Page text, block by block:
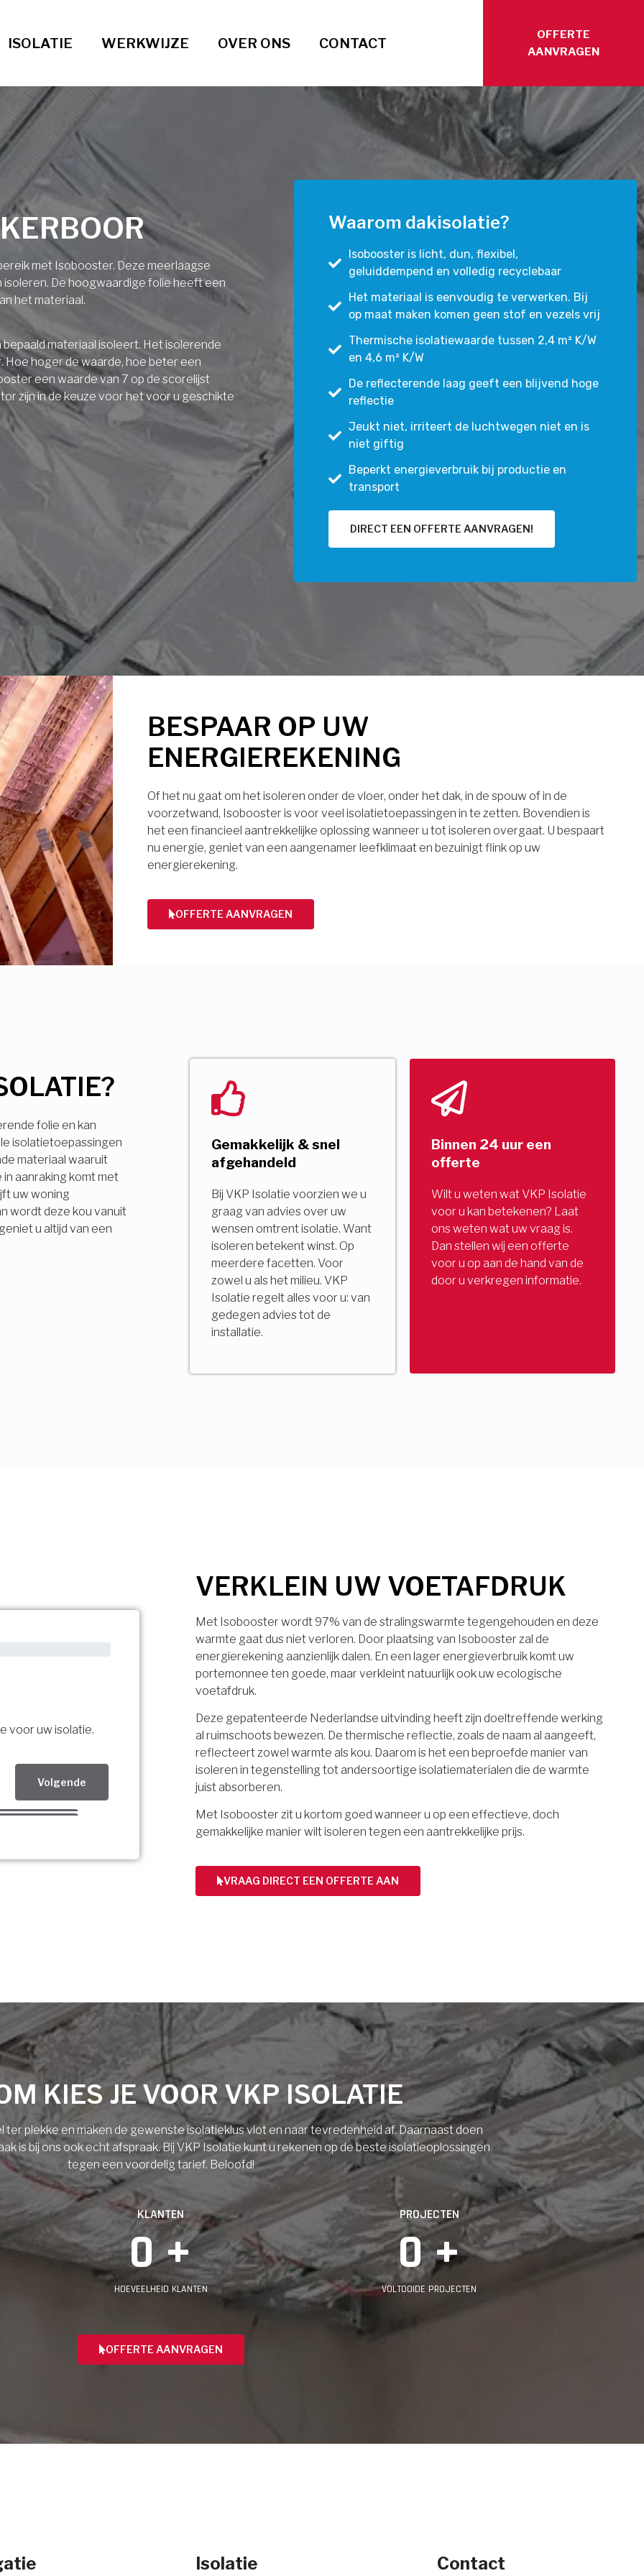
ISOLATIE WERKWIJZE OVER ONS CONTACT
OFFERTE
AANVRAGEN
met Isobooster. Deze meerlaagse
De hoogwaardige folie heeft een
het materiaal.
materiaal isoleert. Het isolerende
hoger de waarde, hoe beter een
een waarde van 7 op de scorelijst
zijn in de keuze voor het voor u geschikte
Waarom dakisolatie?
Isobooster is licht, dun, flexibel,
geluiddempend en volledig recyclebaar
Het materiaal is eenvoudig te verwerken. Bij
op maat maken komen geen stof en vezels vrij
Thermische isolatiewaarde tussen 2,4 m² K/W
en 4,6 m² K/W
De reflecterende laag geeft een blijvend hoge
reflectie
Jeukt niet, irriteert de luchtwegen niet en is
niet giftig
Beperkt energieverbruik bij productie en
transport
DIRECT EEN OFFERTE AANVRAGEN!
BESPAAR OP UW
ENERGIEREKENING
Of het nu gaat om het isoleren onder de vloer, onder het dak, in de spouw of in de
voorzetwand, Isobooster is voor veel isolatietoepassingen in te zetten. Bovendien is
het een financieel aantrekkelijke oplossing wanneer u tot isoleren overgaat. U bespaart
nu energie, geniet van een aangenamer leefklimaat en bezuinigt flink op uw
energierekening.
OFFERTE AANVRAGEN
folie en kan
isolatietoepassingen
materiaal waaruit
aanraking komt met
uw woning
wordt deze kou vanuit
u altijd van een
Gemakkelijk & snel
afgehandeld
Bij VKP Isolatie voorzien we u
graag van advies over uw
wensen omtrent isolatie. Want
isoleren betekent winst. Op
meerdere facetten. Voor
zowel u als het milieu. VKP
Isolatie regelt alles voor u: van
gedegen advies tot de
installatie.
Binnen 24 uur een
offerte
Wilt u weten wat VKP Isolatie
voor u kan betekenen? Laat
ons weten wat uw vraag is.
Dan stellen wij een offerte
voor u op aan de hand van de
door u verkregen informatie.
voor uw isolatie.
Volgende
VERKLEIN UW VOETAFDRUK
Met Isobooster wordt 97% van de stralingswarmte tegengehouden en deze
warmte gaat dus niet verloren. Door plaatsing van Isobooster zal de
energierekening aanzienlijk dalen. En een lager energieverbruik komt uw
portemonnee ten goede, maar verkleint natuurlijk ook uw ecologische
voetafdruk.
Deze gepatenteerde Nederlandse uitvinding heeft zijn doeltreffende werking
al ruimschoots bewezen. De thermische reflectie, zoals de naam al aangeeft,
reflecteert zowel warmte als kou. Daarom is het een beproefde manier van
isoleren in tegenstelling tot andersoortige isolatiematerialen die de warmte
juist absorberen.
Met Isobooster zit u kortom goed wanneer u op een effectieve, doch
gemakkelijke manier wilt isoleren tegen een aantrekkelijke prijs.
VRAAG DIRECT EEN OFFERTE AAN
KIES JE VOOR VKP ISOLATIE
ter plekke en maken de gewenste isolatieklus vlot en naar tevredenheid af. Daarnaast doen
is bij ons ook echt afspraak. Bij VKP Isolatie kunt u rekenen op de beste isolatieoplossingen
tegen een voordelig tarief. Beloofd!
KLANTEN
0 +
HOEVEELHEID KLANTEN
PROJECTEN
0 +
VOLTOOIDE PROJECTEN
OFFERTE AANVRAGEN
Isolatie Contact